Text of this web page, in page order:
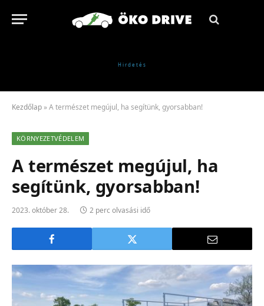
Kezdőlap »A természet megújul, ha segítünk, gyorsabban!
KÖRNYEZETVÉDELEM
A természet megújul, ha
segítünk, gyorsabban!
2023. október 28. 2 perc olvasási idő